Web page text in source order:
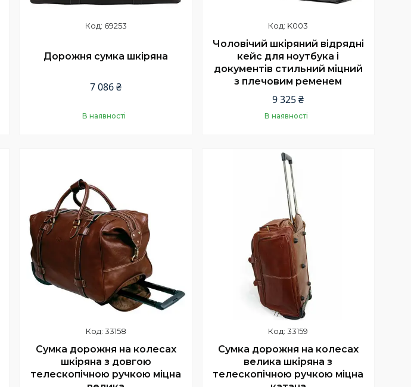
69253
Дорожня сумка шкіряна
7 086 ₴
В наявності
K003
Чоловічий шкіряний відрядні
кейс для ноутбука і
документів стильний міцний
з плечовим ременем
9 325 ₴
В наявності
Купити
33158
Сумка дорожня на колесах
шкіряна з довгою
телескопічною ручкою міцна
33159
Сумка дорожня на колесах
велика шкіряна з
телескопічною ручкою міцна